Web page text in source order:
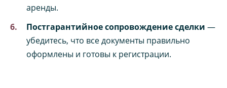
аренды.
Постгарантийное сопровождение сделки —
убедитесь, что все документы правильно
оформлены и готовы к регистрации.